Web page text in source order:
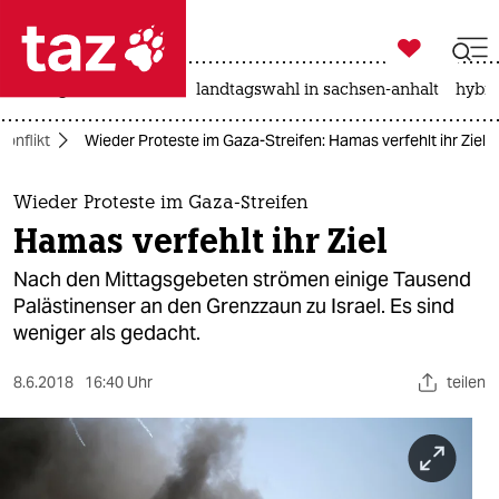
 taz zahl ich
taz zahl ich
themen
politik
öko
gesellschaft

taz zahl ich
landtagswahl in sachsen-anhalt
Wieder Proteste im Gaza-Streifen: Hamas verfehlt ihr Ziel
Wieder Proteste im Gaza-Streifen
Hamas verfehlt ihr Ziel
Nach den Mittagsgebeten strömen einige Tausend
Palästinenser an den Grenzzaun zu Israel. Es sind
weniger als gedacht.
8.6.2018 16:40 Uhr teilen